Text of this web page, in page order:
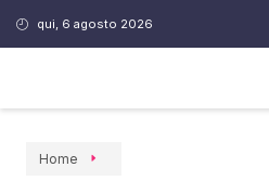
qui, 6 agosto 2026
Home